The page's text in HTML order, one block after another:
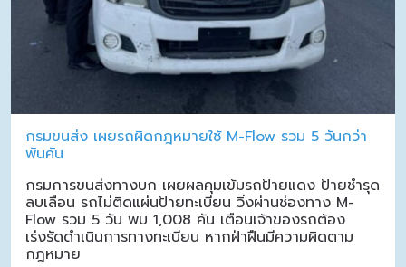
กรมขนส่ง เผยรถผิดกฎหมายใช้ M-Flow รวม 5 วันกว่า
พันคัน
กรมการขนส่งทางบก เผยผลคุมเข้มรถป้ายแดง ป้ายชำรุด
ลบเลือน รถไม่ติดแผ่นป้ายทะเบียน วิ่งผ่านช่องทาง M-
Flow รวม 5 วัน พบ 1,008 คัน เตือนเจ้าของรถต้อง
เร่งรัดดำเนินการทางทะเบียน หากฝ่าฝืนมีความผิดตาม
กฎหมาย